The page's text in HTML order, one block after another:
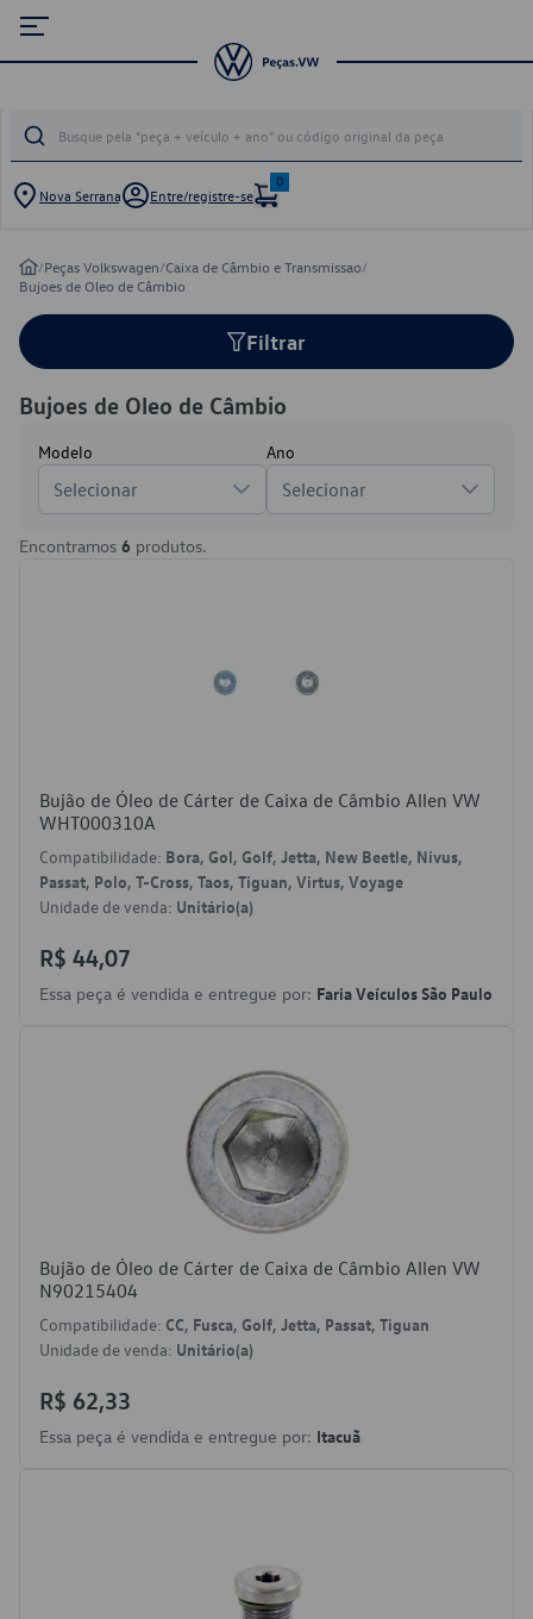
Nova Serrana Entre/registre-se
0
/Peças Volkswagen/Caixa de Câmbio e Transmissao/
Bujoes de Oleo de Câmbio
Filtrar
Bujoes de Oleo de Câmbio
Modelo
Selecionar
Ano
Selecionar
Encontramos 6 produtos.
Bujão de Óleo de Cárter de Caixa de Câmbio Allen VW
WHT000310A
Compatibilidade: Bora, Gol, Golf, Jetta, New Beetle, Nivus,
Passat, Polo, T-Cross, Taos, Tiguan, Virtus, Voyage
Unidade de venda: Unitário(a)
R$ 44,07
Essa peça é vendida e entregue por: Faria Veículos São Paulo
Bujão de Óleo de Cárter de Caixa de Câmbio Allen VW
N90215404
Compatibilidade: CC, Fusca, Golf, Jetta, Passat, Tiguan
Unidade de venda: Unitário(a)
R$ 62,33
Essa peça é vendida e entregue por: Itacuã